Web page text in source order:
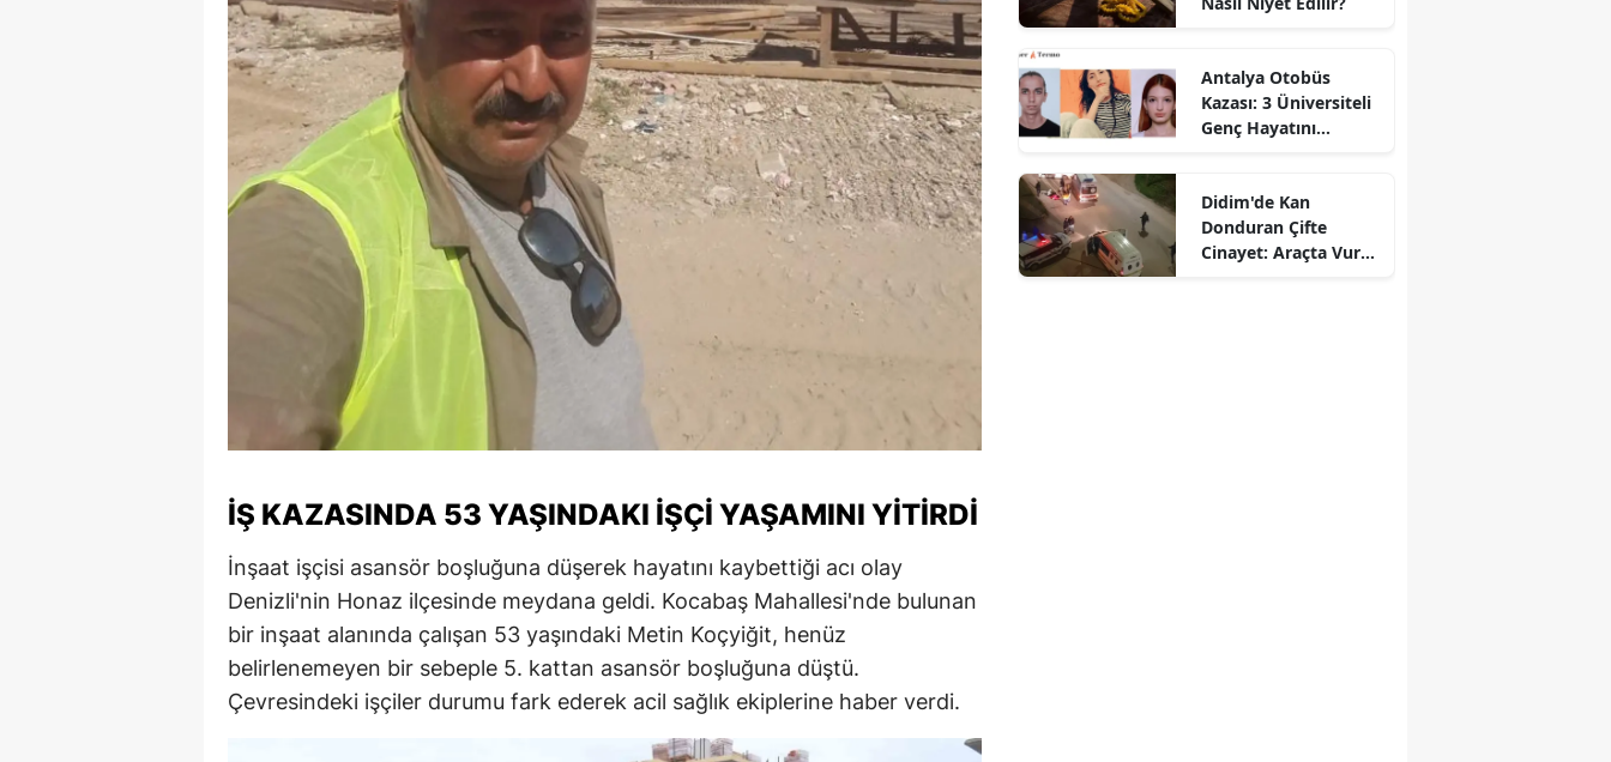
İŞ KAZASINDA 53 YAŞINDAKI İŞÇİ YAŞAMINI YİTİRDİ
İnşaat işçisi asansör boşluğuna düşerek hayatını kaybettiği acı olay
Denizli'nin Honaz ilçesinde meydana geldi. Kocabaş Mahallesi'nde bulunan
bir inşaat alanında çalışan 53 yaşındaki Metin Koçyiğit, henüz
belirlenemeyen bir sebeple 5. kattan asansör boşluğuna düştü.
Çevresindeki işçiler durumu fark ederek acil sağlık ekiplerine haber verdi.
Antalya Otobüs
Kazası: 3 Üniversiteli
Genç Hayatını
Didim'de Kan
Donduran Çifte
Cinayet: Araçta Vurup